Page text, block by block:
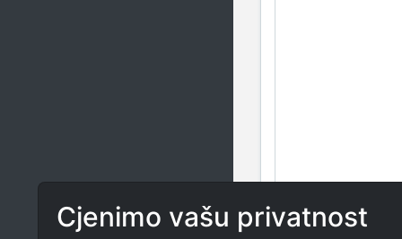
Cjenimo vašu privatnost